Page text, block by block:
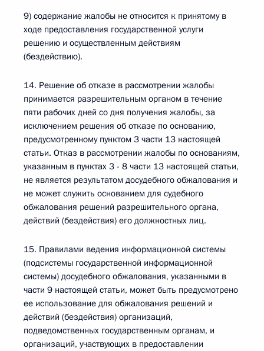
9) содержание жалобы не относится к принятому в
ходе предоставления государственной услуги
решению и осуществленным действиям
(бездействию).
14. Решение об отказе в рассмотрении жалобы
принимается разрешительным органом в течение
пяти рабочих дней со дня получения жалобы, за
исключением решения об отказе по основанию,
предусмотренному пунктом 3 части 13 настоящей
статьи. Отказ в рассмотрении жалобы по основаниям,
указанным в пунктах 3 - 8 части 13 настоящей статьи,
не является результатом досудебного обжалования и
не может служить основанием для судебного
обжалования решений разрешительного органа,
действий (бездействия) его должностных лиц.
15. Правилами ведения информационной системы
(подсистемы государственной информационной
системы) досудебного обжалования, указанными в
части 9 настоящей статьи, может быть предусмотрено
ее использование для обжалования решений и
действий (бездействия) организаций,
подведомственных государственным органам, и
организаций, участвующих в предоставлении